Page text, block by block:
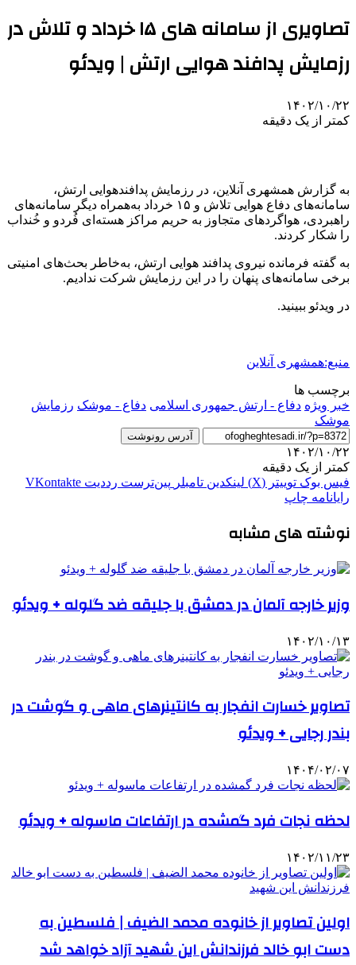
تصاویری از سامانه های ۱۵ خرداد و تلاش در
رزمایش پدافند هوایی ارتش | ویدئو
۱۴۰۲/۱۰/۲۲
کمتر از یک دقیقه
به گزارش همشهری آنلاین، در رزمایش پدافندهوایی ارتش،
سامانه‌های دفاع هوایی تلاش و ۱۵ خرداد به‌همراه دیگر سامانه‌های
راهبردی، هواگردهای متجاوز به حریم مراکز هسته‌ای فُردو و خُنداب
را شکار کردند.
به گفته فرمانده نیروی پدافند هوایی ارتش، به‌خاطر بحث‌های امنیتی
برخی سامانه‌های پنهان را در این رزمایش شرکت ندادیم.
در ویدئو ببینید.
منبع:همشهری آنلاین
برچسب ها
خبر ویژه دفاع - ارتش جمهوری اسلامی دفاع - موشک رزمایش
موشک
آدرس رونوشت
۱۴۰۲/۱۰/۲۲
کمتر از یک دقیقه
فیس بوک توییتر (X) لینکدین ‫تامبلر ‫پین‌ترست ‫رددیت ‫VKontakte
رایانامه چاپ
نوشته های مشابه
وزیر خارجه آلمان در دمشق با جلیقه ضد گلوله + ویدئو
۱۴۰۲/۱۰/۱۳
تصاویر خسارت انفجار به کانتینرهای ماهی و گوشت در
بندر رجایی + ویدئو
۱۴۰۴/۰۲/۰۷
لحظه نجات فرد گمشده در ارتفاعات ‌ماسوله‌ + ویدئو
۱۴۰۲/۱۱/۲۳
اولین تصاویر از خانوده محمد الضیف | فلسطین به
دست ابو خالد فرزندانش این شهید آزاد خواهد شد